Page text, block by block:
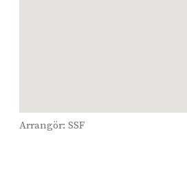
Arrangör: SSF